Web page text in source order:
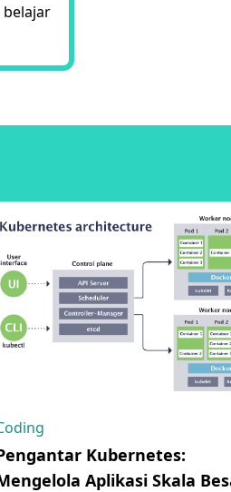
Kubernetes:
Aplikasi Skala